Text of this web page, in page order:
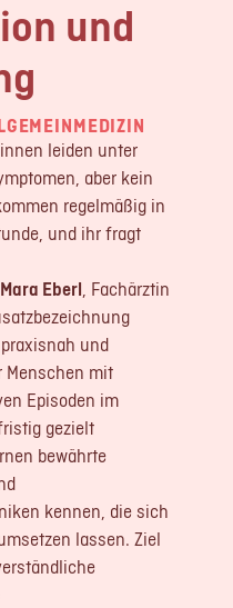
und
leiden unter
aber kein
regelmäßig in
und ihr fragt
Eberl, Fachärztin
und
Menschen mit
Episoden im
gezielt
bewährte
kennen, die sich
lassen. Ziel